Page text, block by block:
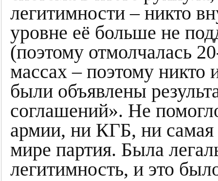
легитимности – никто
уровне её больше не
(поэтому отмолчалась
массах – поэтому никто
были объявлены
соглашений». Не
армии, ни КГБ, ни
мире партия. Была
легитимность, и это